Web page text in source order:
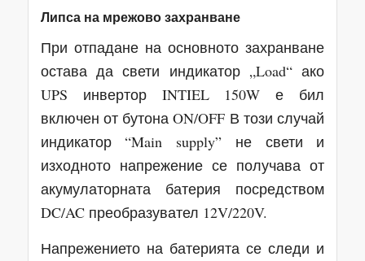
Липса на мрежово захранване
При отпадане на основното захранване
остава да свети индикатор „Load“ ако
UPS инвертор INTIEL 150W е бил
включен от бутона ON/OFF В този случай
индикатор “Main supply” не свети и
изходното напрежение се получава от
акумулаторната батерия посредством
DC/AC преобразувател 12V/220V.
Напрежението на батерията се следи и